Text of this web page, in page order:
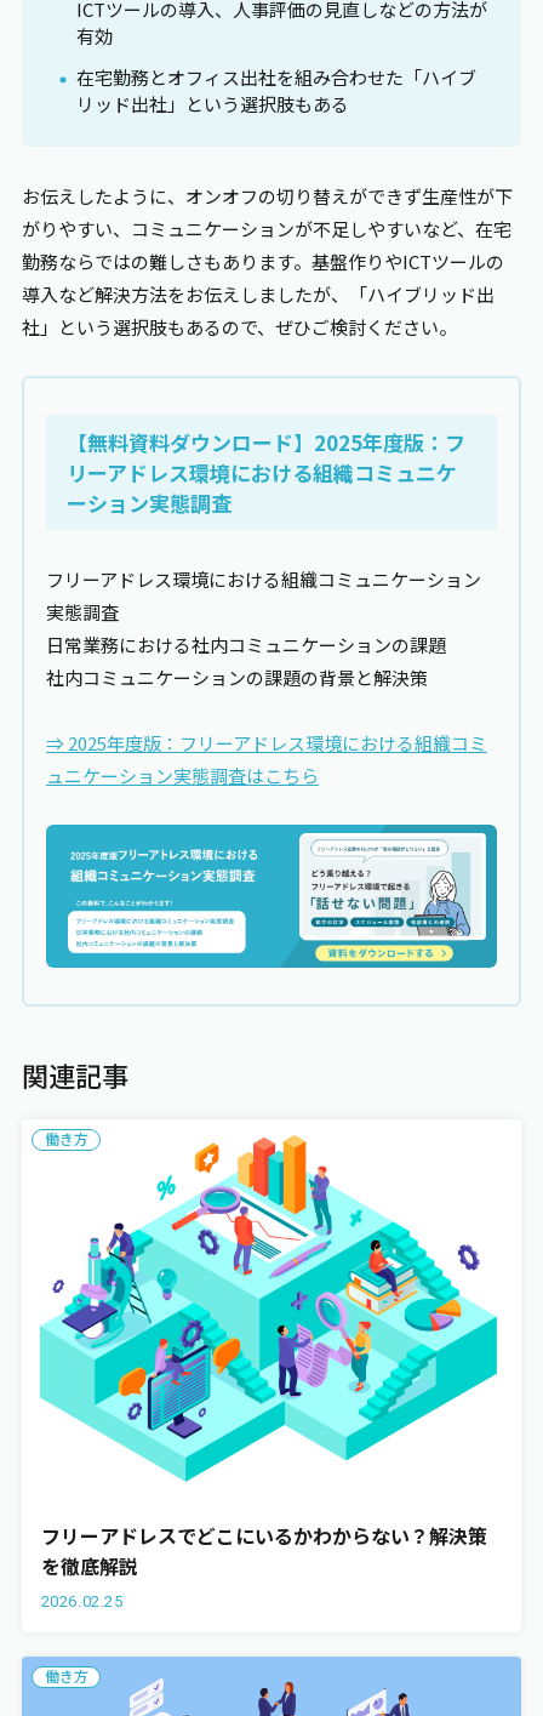
ICTツールの導入、人事評価の見直しなどの方法が
有効
在宅勤務とオフィス出社を組み合わせた「ハイブ
リッド出社」という選択肢もある
お伝えしたように、オンオフの切り替えができず生産性が下
がりやすい、コミュニケーションが不足しやすいなど、在宅
勤務ならではの難しさもあります。基盤作りやICTツールの
導入など解決方法をお伝えしましたが、「ハイブリッド出
社」という選択肢もあるので、ぜひご検討ください。
【無料資料ダウンロード】2025年度版：フ
リーアドレス環境における組織コミュニケ
ーション実態調査
フリーアドレス環境における組織コミュニケーション
実態調査
日常業務における社内コミュニケーションの課題
社内コミュニケーションの課題の背景と解決策
⇒ 2025年度版：フリーアドレス環境における組織コミ
ュニケーション実態調査はこちら
関連記事
働き方
フリーアドレスでどこにいるかわからない？解決策
を徹底解説
2026.02.25
働き方